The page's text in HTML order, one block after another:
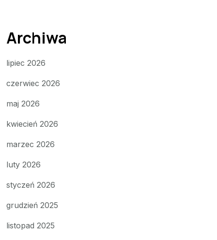
Archiwa
lipiec 2026
czerwiec 2026
maj 2026
kwiecień 2026
marzec 2026
luty 2026
styczeń 2026
grudzień 2025
listopad 2025